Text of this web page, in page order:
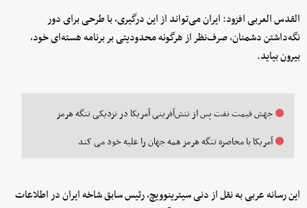
القدس العربی افزود: ایران می‌تواند از این درگیری، با طرحی برای دور
نگه‌داشتن دشمنان، صرف‌نظر از هرگونه محدودیتی بر برنامه هسته‌ای خود،
بیرون بیاید.
جهش قیمت نفت پس از تنش‌آفرینی آمریکا در نزدیکی تنگه هرمز
آمریکا با محاصره تنگه هرمز همه جهان را علیه خود می کند
این رسانه عربی به نقل از دنی سیترینوویچ، رئیس سابق شاخه ایران در اطلاعات